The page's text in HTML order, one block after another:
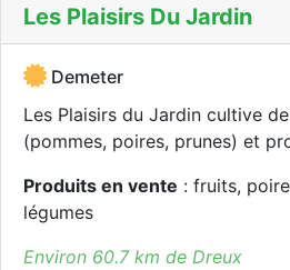
Les Plaisirs Du Jardin
Demeter
Les Plaisirs du Jardin cultive
(pommes, poires, prunes) et
Produits en vente : fruits,
légumes
Environ 60.7 km de Dreux